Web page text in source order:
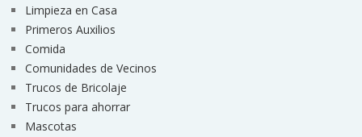
Limpieza en Casa
Primeros Auxilios
Comida
Comunidades de Vecinos
Trucos de Bricolaje
Trucos para ahorrar
Mascotas